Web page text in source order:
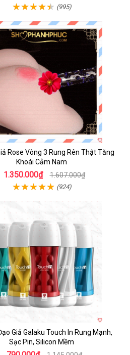
(995)
Rose Vòng 3 Rung Rên Thật Tăng
Khoái Cảm Nam
1.350.000₫ 1.607.000₫
(924)
Giả Galaku Touch In Rung Mạnh,
Sạc Pin, Silicon Mềm